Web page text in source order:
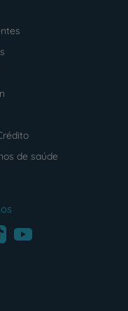
de saúde
Youtube